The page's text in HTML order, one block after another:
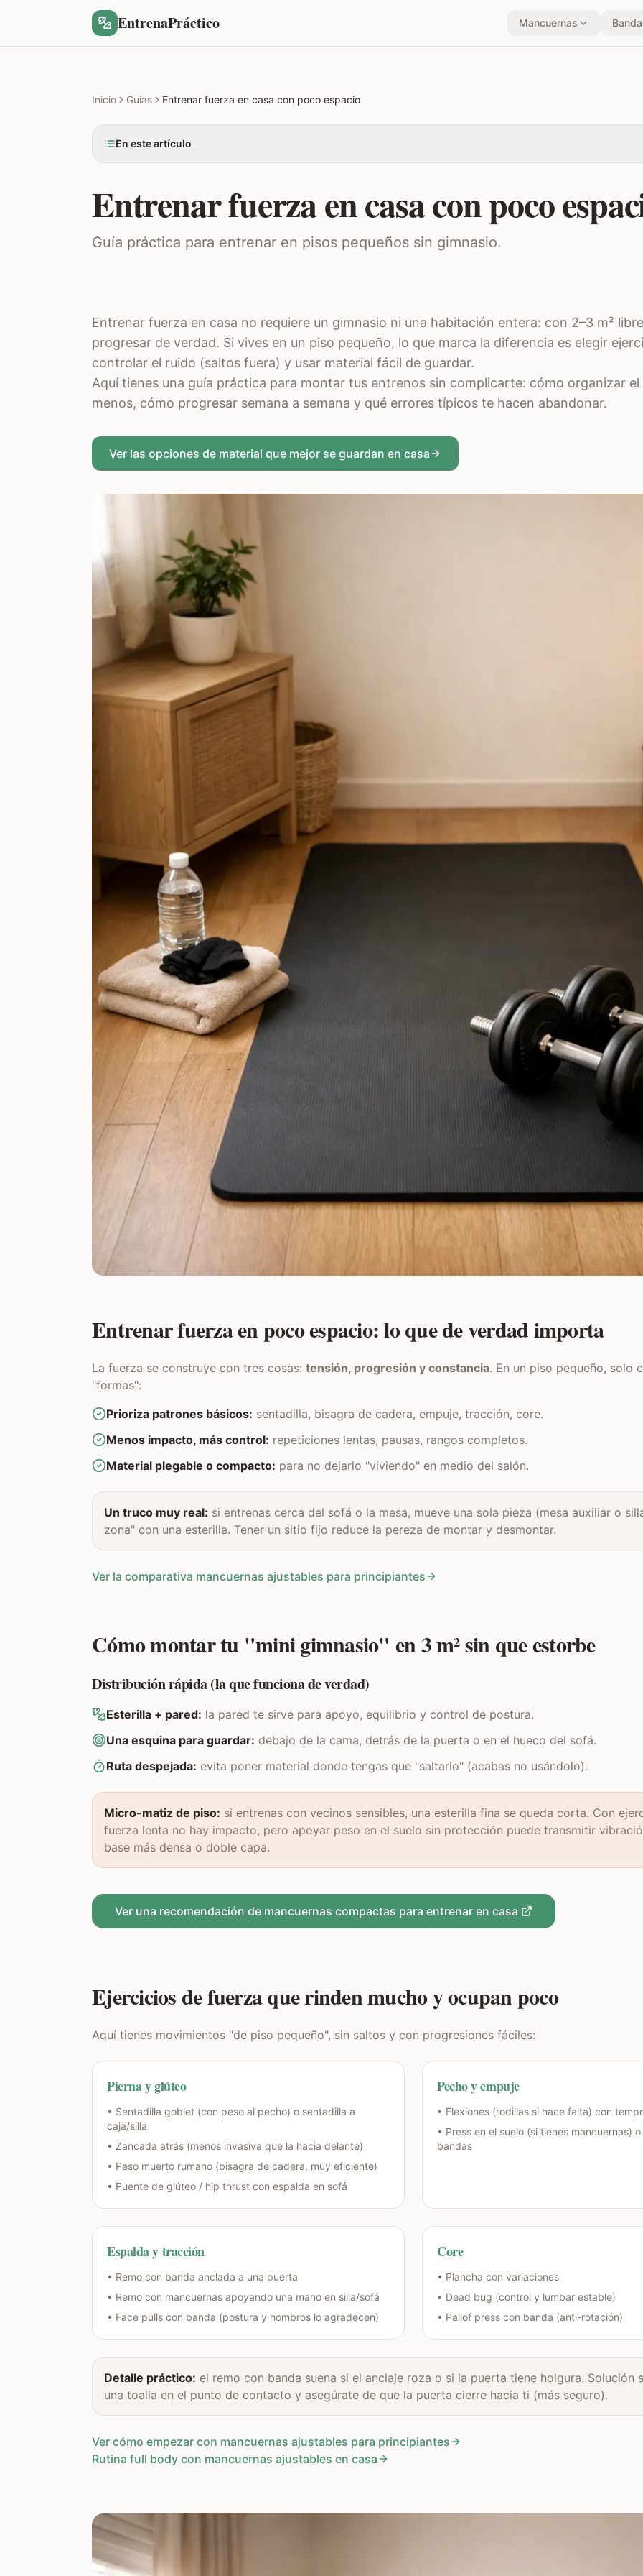
EntrenaPráctico Mancuernas
Inicio Guías Entrenar fuerza en casa con poco espacio
En este artículo
Entrenar fuerza en casa con poco
Guía práctica para entrenar en pisos pequeños sin gimnasio.
Entrenar fuerza en casa no requiere un gimnasio ni una habitación entera: con 2–3 m²
progresar de verdad. Si vives en un piso pequeño, lo que marca la diferencia es elegir
controlar el ruido (saltos fuera) y usar material fácil de guardar.
Aquí tienes una guía práctica para montar tus entrenos sin complicarte: cómo organizar
menos, cómo progresar semana a semana y qué errores típicos te hacen abandonar.
Ver las opciones de material que mejor se guardan en casa
Entrenar fuerza en poco espacio: lo que de verdad importa
La fuerza se construye con tres cosas: tensión, progresión y constancia. En un piso pequeño, solo
"formas":
Prioriza patrones básicos: sentadilla, bisagra de cadera, empuje, tracción, core.
Menos impacto, más control: repeticiones lentas, pausas, rangos completos.
Material plegable o compacto: para no dejarlo "viviendo" en medio del salón.
Un truco muy real: si entrenas cerca del sofá o la mesa, mueve una sola pieza (mesa auxiliar o
zona" con una esterilla. Tener un sitio fijo reduce la pereza de montar y desmontar.
Ver la comparativa mancuernas ajustables para principiantes
Cómo montar tu "mini gimnasio" en 3 m² sin que estorbe
Distribución rápida (la que funciona de verdad)
Esterilla + pared: la pared te sirve para apoyo, equilibrio y control de postura.
Una esquina para guardar: debajo de la cama, detrás de la puerta o en el hueco del sofá.
Ruta despejada: evita poner material donde tengas que "saltarlo" (acabas no usándolo).
Micro-matiz de piso: si entrenas con vecinos sensibles, una esterilla fina se queda corta. Con
fuerza lenta no hay impacto, pero apoyar peso en el suelo sin protección puede transmitir
base más densa o doble capa.
Ver una recomendación de mancuernas compactas para entrenar en casa
Ejercicios de fuerza que rinden mucho y ocupan poco
Aquí tienes movimientos "de piso pequeño", sin saltos y con progresiones fáciles:
Pierna y glúteo
• Sentadilla goblet (con peso al pecho) o sentadilla a
caja/silla
• Zancada atrás (menos invasiva que la hacia delante)
• Peso muerto rumano (bisagra de cadera, muy eficiente)
• Puente de glúteo / hip thrust con espalda en sofá
Pecho y empuje
• Flexiones (rodillas si hace falta) con
• Press en el suelo (si tienes mancuernas)
bandas
Espalda y tracción
• Remo con banda anclada a una puerta
• Remo con mancuernas apoyando una mano en silla/sofá
• Face pulls con banda (postura y hombros lo agradecen)
Core
• Plancha con variaciones
• Dead bug (control y lumbar estable)
• Pallof press con banda (anti-rotación)
Detalle práctico: el remo con banda suena si el anclaje roza o si la puerta tiene holgura. Solución
una toalla en el punto de contacto y asegúrate de que la puerta cierre hacia ti (más seguro).
Ver cómo empezar con mancuernas ajustables para principiantes
Rutina full body con mancuernas ajustables en casa